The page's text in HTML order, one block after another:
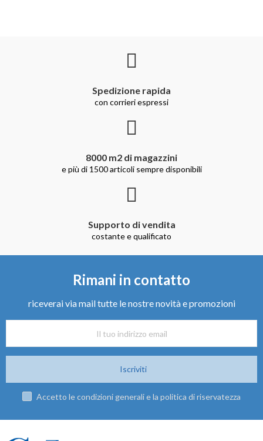
Spedizione rapida
con corrieri espressi
8000 m2 di magazzini
e più di 1500 articoli sempre disponibili
Supporto di vendita
costante e qualificato
Rimani in contatto
riceverai via mail tutte le nostre novità e promozioni
Iscriviti
Accetto le condizioni generali e la politica di riservatezza